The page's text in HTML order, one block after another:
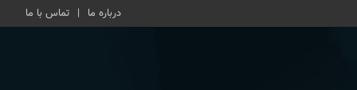
درباره ما تماس با ما